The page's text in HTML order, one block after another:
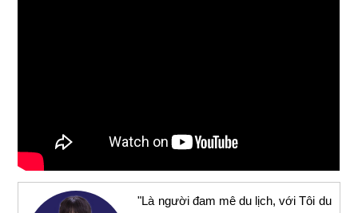
"Là người đam mê du lịch, với Tôi du